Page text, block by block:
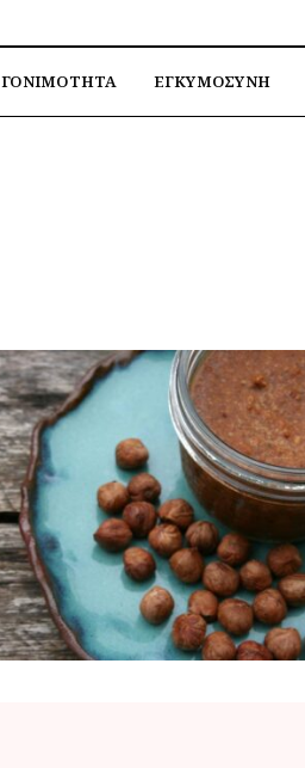
ΓΟΝΙΜΟΤΗΤΑ ΕΓΚΥΜΟΣΥΝΗ